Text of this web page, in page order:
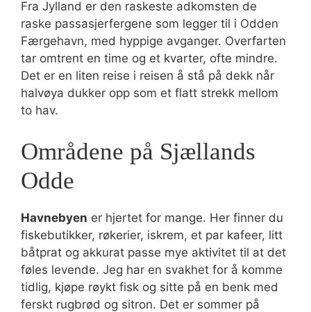
Fra Jylland er den raskeste adkomsten de
raske passasjerfergene som legger til i Odden
Færgehavn, med hyppige avganger. Overfarten
tar omtrent en time og et kvarter, ofte mindre.
Det er en liten reise i reisen å stå på dekk når
halvøya dukker opp som et flatt strekk mellom
to hav.
Områdene på Sjællands
Odde
Havnebyen er hjertet for mange. Her finner du
fiskebutikker, røkerier, iskrem, et par kafeer, litt
båtprat og akkurat passe mye aktivitet til at det
føles levende. Jeg har en svakhet for å komme
tidlig, kjøpe røykt fisk og sitte på en benk med
ferskt rugbrød og sitron. Det er sommer på